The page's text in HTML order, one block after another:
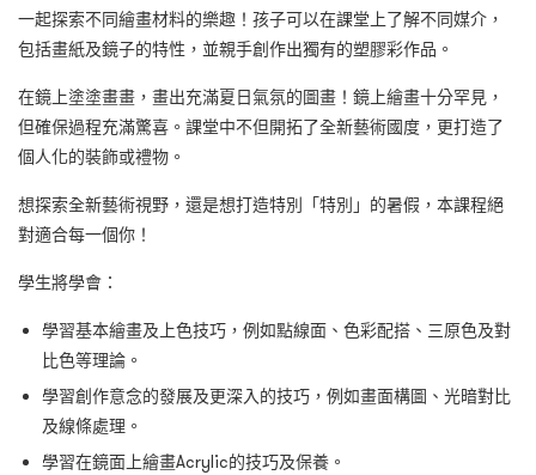
一起探索不同繪畫材料的樂趣！孩子可以在課堂上了解不同媒介，
包括畫紙及鏡子的特性，並親手創作出獨有的塑膠彩作品。
在鏡上塗塗畫畫，畫出充滿夏日氣氛的圖畫！鏡上繪畫十分罕見，
但確保過程充滿驚喜。課堂中不但開拓了全新藝術國度，更打造了
個人化的裝飾或禮物。
想探索全新藝術視野，還是想打造特別「特別」的暑假，本課程絕
對適合每一個你！
學生將學會：
學習基本繪畫及上色技巧，例如點線面、色彩配搭、三原色及對
比色等理論。
學習創作意念的發展及更深入的技巧，例如畫面構圖、光暗對比
及線條處理。
學習在鏡面上繪畫Acrylic的技巧及保養。